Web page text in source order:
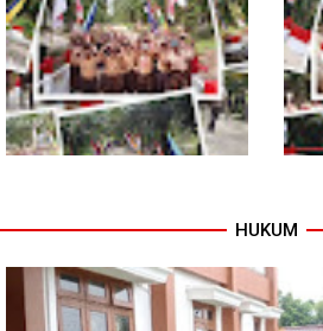
Dukung Petani, Babinsa Turun
Langsung Semai Bibit
Semangka di Sikalondang
Tuntas Dibangun, Jembatan
Teladan Baru–Kuala Kepeng
TNI
HUKUM